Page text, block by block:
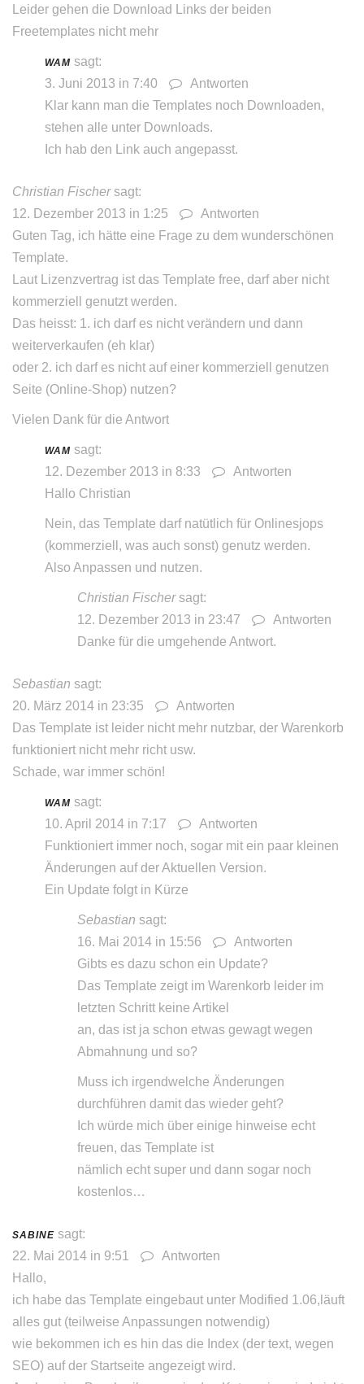
Leider gehen die Download Links der beiden
Freetemplates nicht mehr
WAM sagt:
3. Juni 2013 in 7:40
Antworten
Klar kann man die Templates noch Downloaden,
stehen alle unter Downloads.
Ich hab den Link auch angepasst.
Christian Fischer sagt:
12. Dezember 2013 in 1:25
Antworten
Guten Tag, ich hätte eine Frage zu dem wunderschönen
Template.
Laut Lizenzvertrag ist das Template free, darf aber nicht
kommerziell genutzt werden.
Das heisst: 1. ich darf es nicht verändern und dann
weiterverkaufen (eh klar)
oder 2. ich darf es nicht auf einer kommerziell genutzen
Seite (Online-Shop) nutzen?
Vielen Dank für die Antwort
WAM sagt:
12. Dezember 2013 in 8:33
Antworten
Hallo Christian
Nein, das Template darf natütlich für Onlinesjops
(kommerziell, was auch sonst) genutz werden.
Also Anpassen und nutzen.
Christian Fischer sagt:
12. Dezember 2013 in 23:47
Antworten
Danke für die umgehende Antwort.
Sebastian sagt:
20. März 2014 in 23:35
Antworten
Das Template ist leider nicht mehr nutzbar, der Warenkorb
funktioniert nicht mehr richt usw.
Schade, war immer schön!
WAM sagt:
10. April 2014 in 7:17
Antworten
Funktioniert immer noch, sogar mit ein paar kleinen
Änderungen auf der Aktuellen Version.
Ein Update folgt in Kürze
Sebastian sagt:
16. Mai 2014 in 15:56
Antworten
Gibts es dazu schon ein Update?
Das Template zeigt im Warenkorb leider im
letzten Schritt keine Artikel
an, das ist ja schon etwas gewagt wegen
Abmahnung und so?
Muss ich irgendwelche Änderungen
durchführen damit das wieder geht?
Ich würde mich über einige hinweise echt
freuen, das Template ist
nämlich echt super und dann sogar noch
kostenlos…
SABINE sagt:
22. Mai 2014 in 9:51
Antworten
Hallo,
ich habe das Template eingebaut unter Modified 1.06,läuft
alles gut (teilweise Anpassungen notwendig)
wie bekommen ich es hin das die Index (der text, wegen
SEO) auf der Startseite angezeigt wird.